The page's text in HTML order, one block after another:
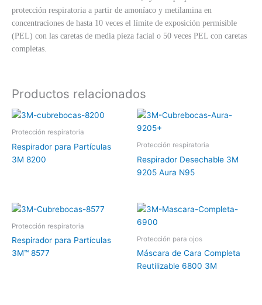
protección respiratoria a partir de amoníaco y metilamina en
concentraciones de hasta 10 veces el límite de exposición permisible
(PEL) con las caretas de media pieza facial o 50 veces PEL con caretas
completas.
Productos relacionados
Protección respiratoria
Respirador para Partículas
3M 8200
Protección respiratoria
Respirador Desechable 3M
9205 Aura N95
Protección respiratoria
Respirador para Partículas
3M™ 8577
Protección para ojos
Máscara de Cara Completa
Reutilizable 6800 3M